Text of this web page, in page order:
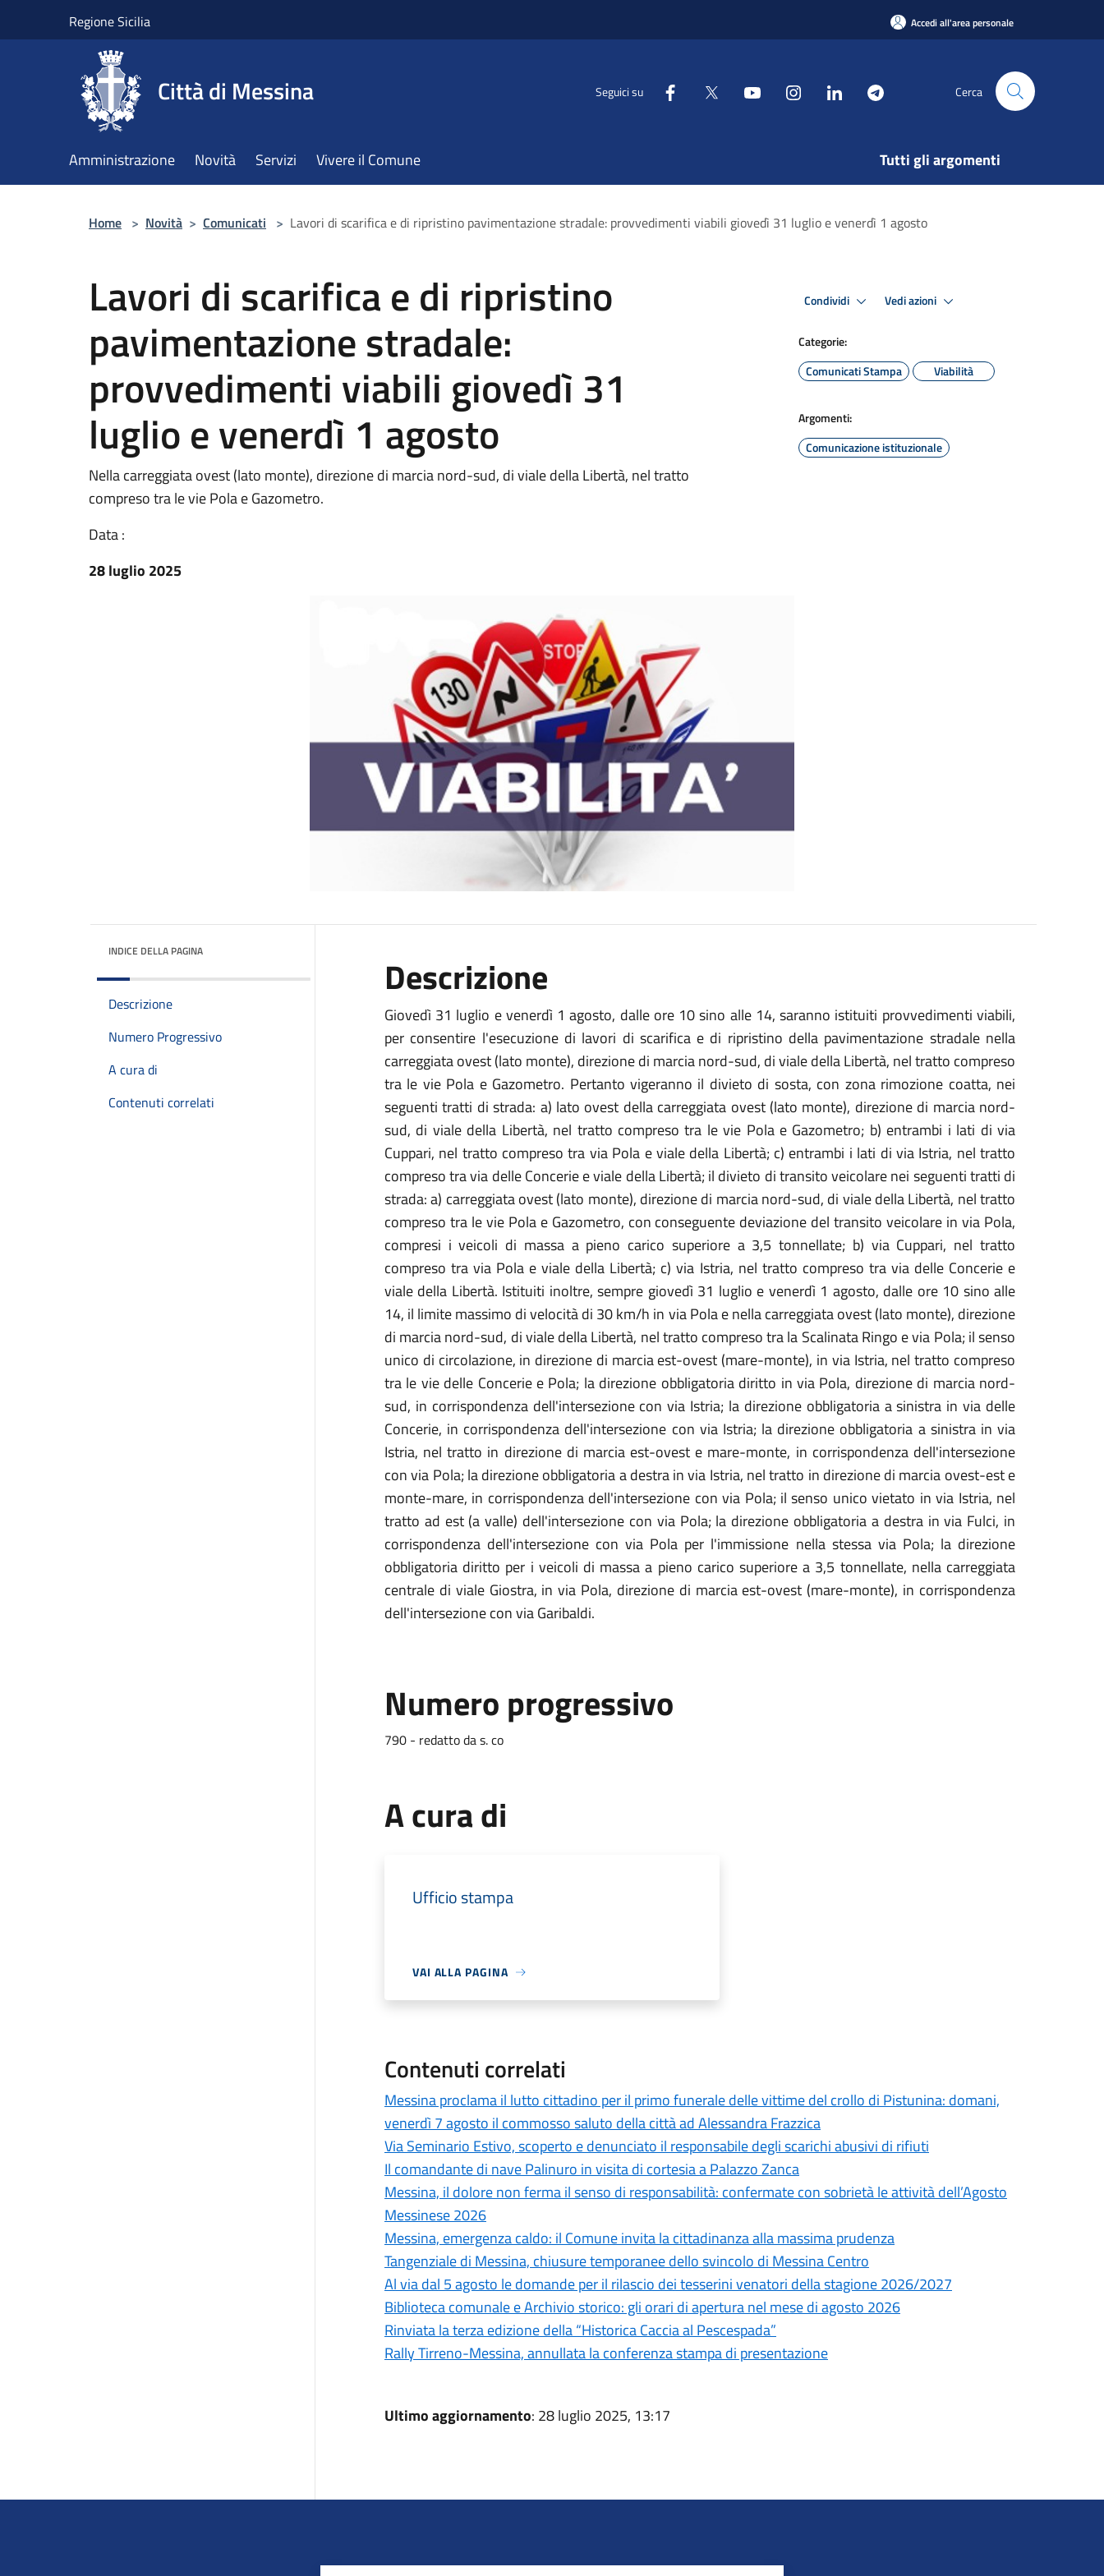
Regione Sicilia Accedi all'area personale
Città di Messina Seguici su Cerca
Amministrazione Novità Servizi Vivere il Comune Tutti gli argomenti
Home > Novità > Comunicati > Lavori di scarifica e di ripristino pavimentazione stradale: provvedimenti viabili giovedì 31 luglio e venerdì 1 agosto
Lavori di scarifica e di ripristino
pavimentazione stradale:
provvedimenti viabili giovedì 31
luglio e venerdì 1 agosto
Nella carreggiata ovest (lato monte), direzione di marcia nord-sud, di viale della Libertà, nel tratto
compreso tra le vie Pola e Gazometro.
Data :
28 luglio 2025
Condividi Vedi azioni
Categorie:
Comunicati Stampa
Viabilità
Argomenti:
Comunicazione istituzionale
INDICE DELLA PAGINA
Descrizione
Numero Progressivo
A cura di
Contenuti correlati
Descrizione
Giovedì 31 luglio e venerdì 1 agosto, dalle ore 10 sino alle 14, saranno istituiti provvedimenti viabili,
per consentire l'esecuzione di lavori di scarifica e di ripristino della pavimentazione stradale nella
carreggiata ovest (lato monte), direzione di marcia nord-sud, di viale della Libertà, nel tratto compreso
tra le vie Pola e Gazometro. Pertanto vigeranno il divieto di sosta, con zona rimozione coatta, nei
seguenti tratti di strada: a) lato ovest della carreggiata ovest (lato monte), direzione di marcia nord-
sud, di viale della Libertà, nel tratto compreso tra le vie Pola e Gazometro; b) entrambi i lati di via
Cuppari, nel tratto compreso tra via Pola e viale della Libertà; c) entrambi i lati di via Istria, nel tratto
compreso tra via delle Concerie e viale della Libertà; il divieto di transito veicolare nei seguenti tratti di
strada: a) carreggiata ovest (lato monte), direzione di marcia nord-sud, di viale della Libertà, nel tratto
compreso tra le vie Pola e Gazometro, con conseguente deviazione del transito veicolare in via Pola,
compresi i veicoli di massa a pieno carico superiore a 3,5 tonnellate; b) via Cuppari, nel tratto
compreso tra via Pola e viale della Libertà; c) via Istria, nel tratto compreso tra via delle Concerie e
viale della Libertà. Istituiti inoltre, sempre giovedì 31 luglio e venerdì 1 agosto, dalle ore 10 sino alle
14, il limite massimo di velocità di 30 km/h in via Pola e nella carreggiata ovest (lato monte), direzione
di marcia nord-sud, di viale della Libertà, nel tratto compreso tra la Scalinata Ringo e via Pola; il senso
unico di circolazione, in direzione di marcia est-ovest (mare-monte), in via Istria, nel tratto compreso
tra le vie delle Concerie e Pola; la direzione obbligatoria diritto in via Pola, direzione di marcia nord-
sud, in corrispondenza dell'intersezione con via Istria; la direzione obbligatoria a sinistra in via delle
Concerie, in corrispondenza dell'intersezione con via Istria; la direzione obbligatoria a sinistra in via
Istria, nel tratto in direzione di marcia est-ovest e mare-monte, in corrispondenza dell'intersezione
con via Pola; la direzione obbligatoria a destra in via Istria, nel tratto in direzione di marcia ovest-est e
monte-mare, in corrispondenza dell'intersezione con via Pola; il senso unico vietato in via Istria, nel
tratto ad est (a valle) dell'intersezione con via Pola; la direzione obbligatoria a destra in via Fulci, in
corrispondenza dell'intersezione con via Pola per l'immissione nella stessa via Pola; la direzione
obbligatoria diritto per i veicoli di massa a pieno carico superiore a 3,5 tonnellate, nella carreggiata
centrale di viale Giostra, in via Pola, direzione di marcia est-ovest (mare-monte), in corrispondenza
dell'intersezione con via Garibaldi.
Numero progressivo
790 - redatto da s. co
A cura di
Ufficio stampa
VAI ALLA PAGINA
Contenuti correlati
Messina proclama il lutto cittadino per il primo funerale delle vittime del crollo di Pistunina: domani,
venerdì 7 agosto il commosso saluto della città ad Alessandra Frazzica
Via Seminario Estivo, scoperto e denunciato il responsabile degli scarichi abusivi di rifiuti
Il comandante di nave Palinuro in visita di cortesia a Palazzo Zanca
Messina, il dolore non ferma il senso di responsabilità: confermate con sobrietà le attività dell’Agosto
Messinese 2026
Messina, emergenza caldo: il Comune invita la cittadinanza alla massima prudenza
Tangenziale di Messina, chiusure temporanee dello svincolo di Messina Centro
Al via dal 5 agosto le domande per il rilascio dei tesserini venatori della stagione 2026/2027
Biblioteca comunale e Archivio storico: gli orari di apertura nel mese di agosto 2026
Rinviata la terza edizione della “Historica Caccia al Pescespada”
Rally Tirreno-Messina, annullata la conferenza stampa di presentazione
Ultimo aggiornamento: 28 luglio 2025, 13:17